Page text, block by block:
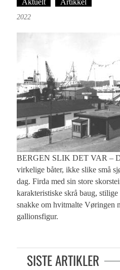
2022
BERGEN SLIK DET VAR –
virkelige båter, ikke slike små
dag. Firda med sin store
karakteristiske skrå baug,
snakke om hvitmalte Vøringen
gallionsfigur.
SISTE ARTIKLER